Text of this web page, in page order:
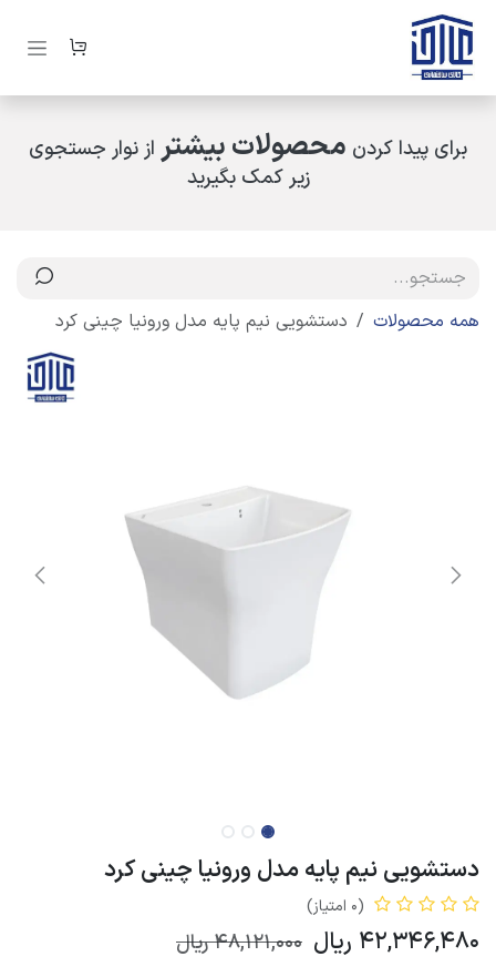
صرف نظر و مشاهده محتوا
برای پیدا کردن محصولات بیشتر از نوار جستجوی
زیر کمک بگیرید
همه محصولات دستشویی نیم پایه مدل ورونیا چینی کرد
دستشویی نیم پایه مدل ورونیا چینی کرد
(0 امتیاز)
42,346,480 ریال 48,121,000ریال